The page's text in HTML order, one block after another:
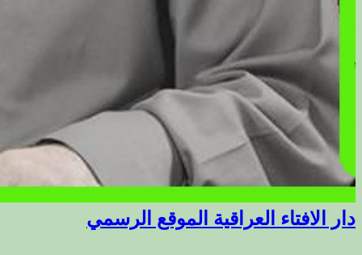
دار الافتاء العراقية الموقع الرسمي